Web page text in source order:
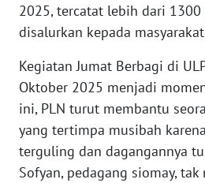
2025, tercatat lebih dari
disalurkan kepada
Kegiatan Jumat Berbagi di
Oktober 2025 menjadi
ini, PLN turut membantu
yang tertimpa musibah
terguling dan dagangannya
Sofyan, pedagang siomay, tak
WN
WN
LAMPUNG
WN
JATENG